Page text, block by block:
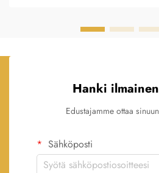
Hanki
Edustajamme ottaa
Sähköposti